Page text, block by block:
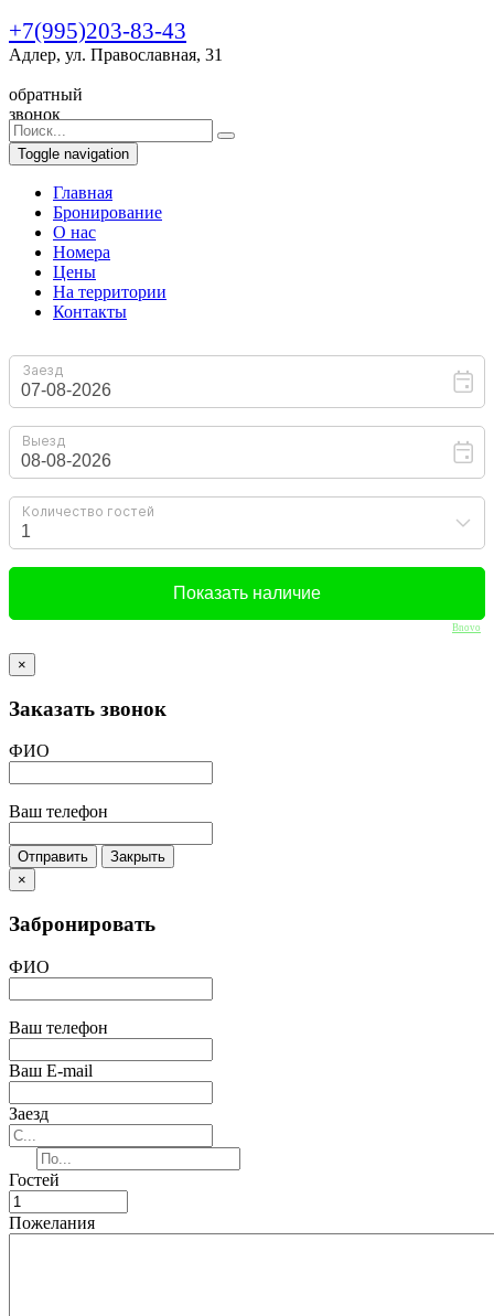
+7(995)203-83-43
Адлер, ул. Православная, 31
обратный
звонок
Toggle navigation
Главная
Бронирование
O нас
Номера
Цены
На территории
Контакты
Bnovo
×
Заказать звонок
ФИО
Ваш телефон
Отправить Закрыть
Всем нашим гостям в подарок
бесплатная поездка в Красную поляну
и Розу Хутор
Подробнее
Бронирование
×
Забронировать
ФИО
Ваш телефон
Ваш E-mail
Заезд
Гостей
Пожелания